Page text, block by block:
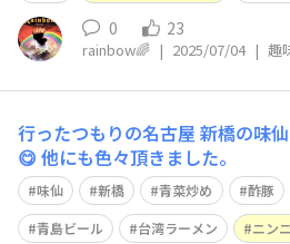
0 23
rainbow🌈 | 2025/07/04 | 趣
行ったつもりの名古屋 新橋の味仙で昼飲み
😋 他にも色々頂きました。
味仙 新橋 青菜炒め 酢豚
青島ビール
台湾ラーメン ニン